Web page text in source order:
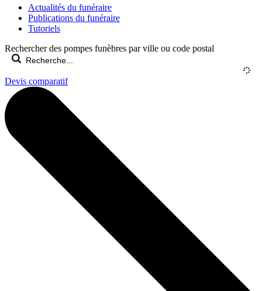
Actualités du funéraire
Publications du funéraire
Tutoriels
Rechercher des pompes funèbres par ville ou code postal
Devis comparatif